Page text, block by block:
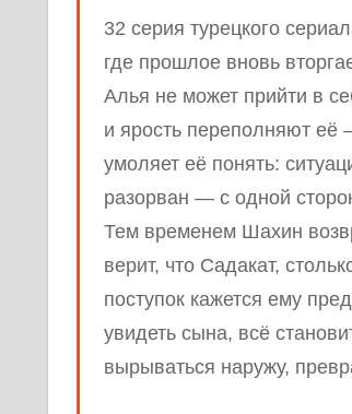
32 серия турецкого
где прошлое вновь
Алья не может прийти в
и ярость переполняют её
умоляет её понять:
разорван — с одной
Тем временем Шахин
верит, что Садакат,
поступок кажется ему
увидеть сына, всё
вырываться наружу,